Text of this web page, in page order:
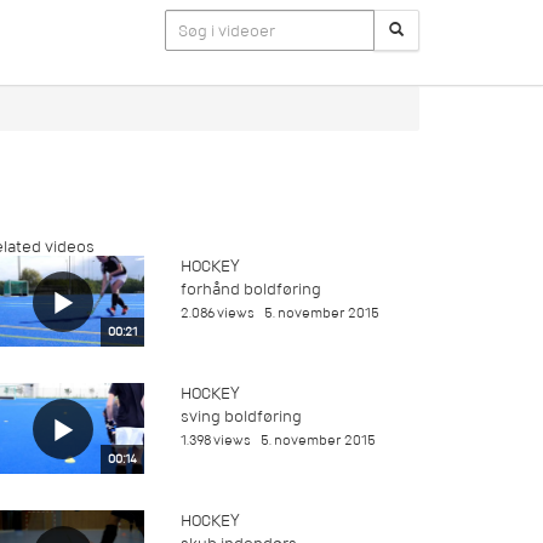
videos
00:21
HOCKEY
forhånd boldføring
2.086 views 5. november 2015
00:14
HOCKEY
sving boldføring
1.398 views 5. november 2015
HOCKEY